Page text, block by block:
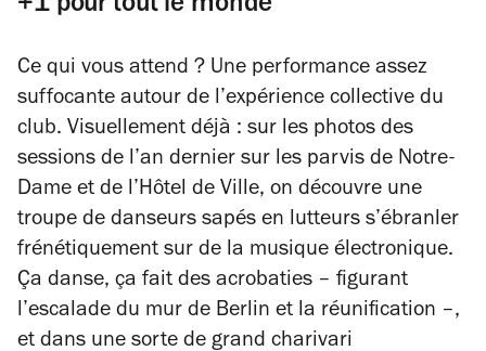
+1 pour tout le monde
Ce qui vous attend ? Une performance assez
suffocante autour de l’expérience collective du
club. Visuellement déjà : sur les photos des
sessions de l’an dernier sur les parvis de Notre-
Dame et de l’Hôtel de Ville, on découvre une
troupe de danseurs sapés en lutteurs s’ébranler
frénétiquement sur de la musique électronique.
Ça danse, ça fait des acrobaties – figurant
l’escalade du mur de Berlin et la réunification –,
et dans une sorte de grand charivari